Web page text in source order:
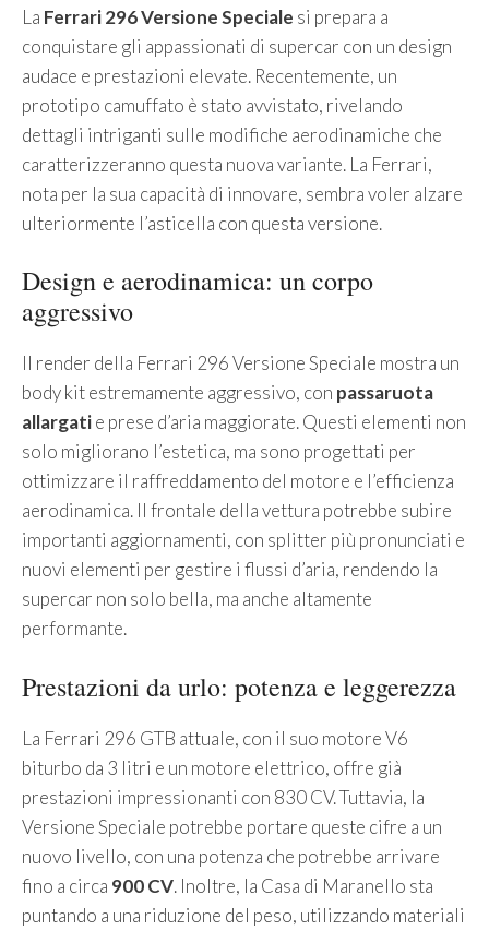
La Ferrari 296 Versione Speciale si prepara a
conquistare gli appassionati di supercar con un design
audace e prestazioni elevate. Recentemente, un
prototipo camuffato è stato avvistato, rivelando
dettagli intriganti sulle modifiche aerodinamiche che
caratterizzeranno questa nuova variante. La Ferrari,
nota per la sua capacità di innovare, sembra voler alzare
ulteriormente l’asticella con questa versione.
Design e aerodinamica: un corpo
aggressivo
Il render della Ferrari 296 Versione Speciale mostra un
body kit estremamente aggressivo, con passaruota
allargatie prese d’aria maggiorate. Questi elementi non
solo migliorano l’estetica, ma sono progettati per
ottimizzare il raffreddamento del motore e l’efficienza
aerodinamica. Il frontale della vettura potrebbe subire
importanti aggiornamenti, con splitter più pronunciati e
nuovi elementi per gestire i flussi d’aria, rendendo la
supercar non solo bella, ma anche altamente
performante.
Prestazioni da urlo: potenza e leggerezza
La Ferrari 296 GTB attuale, con il suo motore V6
biturbo da 3 litri e un motore elettrico, offre già
prestazioni impressionanti con 830 CV. Tuttavia, la
Versione Speciale potrebbe portare queste cifre a un
nuovo livello, con una potenza che potrebbe arrivare
fino a circa 900 CV. Inoltre, la Casa di Maranello sta
puntando a una riduzione del peso, utilizzando materiali